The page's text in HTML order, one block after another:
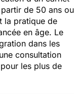
de 50 ans ou
la pratique de
en âge. Le
dans les
consultation
les plus de